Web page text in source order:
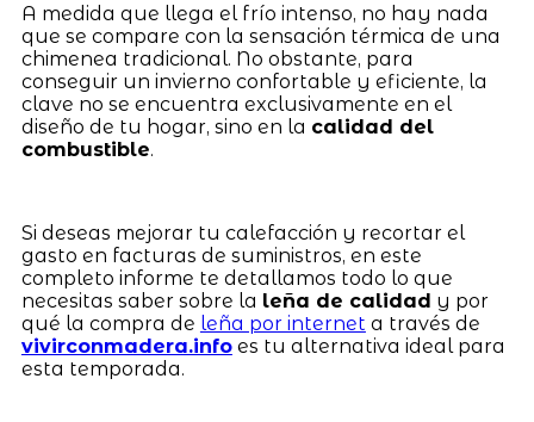
A medida que llega el frío intenso, no hay nada
que se compare con la sensación térmica de una
chimenea tradicional. No obstante, para
conseguir un invierno confortable y eficiente, la
clave no se encuentra exclusivamente en el
diseño de tu hogar, sino en la calidad del
combustible.
Si deseas mejorar tu calefacción y recortar el
gasto en facturas de suministros, en este
completo informe te detallamos todo lo que
necesitas saber sobre la leña de calidad y por
qué la compra de leña por internet a través de
vivirconmadera.infoes tu alternativa ideal para
esta temporada.